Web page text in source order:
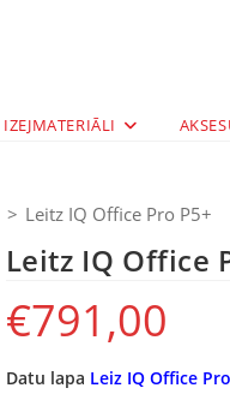
IZEJMATERIĀLI
> Leitz IQ Office Pro P5+
Leitz IQ Office
€791,00
Datu lapa Leiz IQ Office